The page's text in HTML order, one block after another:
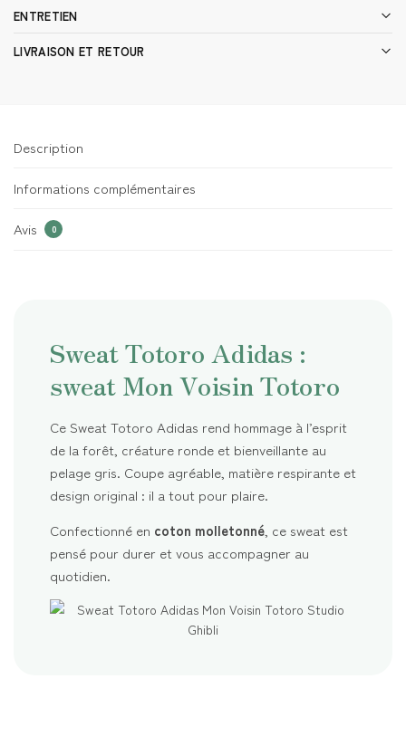
ENTRETIEN
LIVRAISON ET RETOUR
Description
Informations complémentaires
Avis 0
Sweat Totoro Adidas :
sweat Mon Voisin Totoro
Ce Sweat Totoro Adidas rend hommage à l’esprit
de la forêt, créature ronde et bienveillante au
pelage gris. Coupe agréable, matière respirante et
design original : il a tout pour plaire.
Confectionné en coton molletonné, ce sweat est
pensé pour durer et vous accompagner au
quotidien.